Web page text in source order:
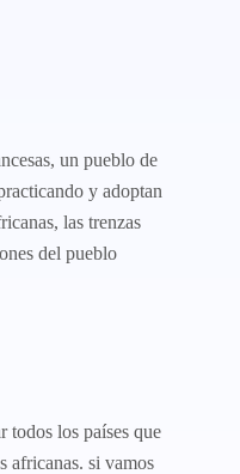
un pueblo de
y adoptan
las trenzas
del pueblo
todos los países que
africanas. si vamos